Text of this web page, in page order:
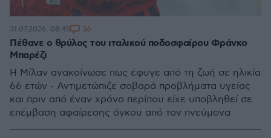
Πέθανε ο θρύλος του ιταλικού ποδοσφαίρου Φράνκο
Μπαρέζι
Η Μίλαν ανακοίνωσε πως έφυγε από τη ζωή σε ηλικία
66 ετών - Αντιμετώπιζε σοβαρά προβλήματα υγείας
και πριν από έναν χρόνο περίπου είχε υποβληθεί σε
επέμβαση αφαίρεσης όγκου από τον πνεύμονα
31.07.2026, 08:45 36